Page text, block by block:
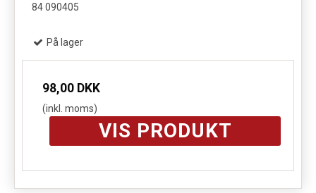
84 090405
På lager
98,00 DKK
(inkl. moms)
VIS PRODUKT